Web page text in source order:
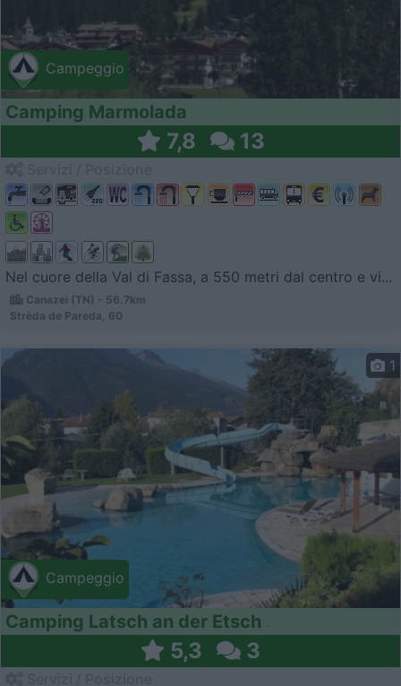
Campeggio
Camping Marmolada
7,8 13
Nel cuore della Val di Fassa, a 550 metri dal centro e vi...
Canazei (TN) - 56.7km
Strèda de Pareda, 60
Campeggio
1
Camping Latsch an der Etsch
5,3 3